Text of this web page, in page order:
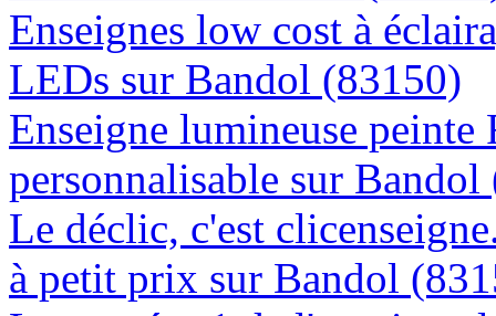
Enseignes low cost à
LEDs sur Bandol (83150)
Enseigne lumineuse
personnalisable sur
Le déclic, c'est
à petit prix sur Bandol